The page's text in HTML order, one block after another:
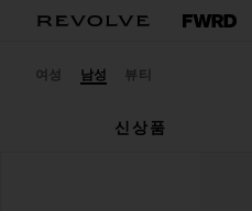
여성 남성 뷰티
신상품